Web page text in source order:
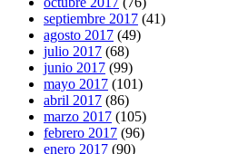
septiembre 2017 (41)
agosto 2017 (49)
julio 2017 (68)
junio 2017 (99)
mayo 2017 (101)
abril 2017 (86)
marzo 2017 (105)
febrero 2017 (96)
enero 2017 (90)